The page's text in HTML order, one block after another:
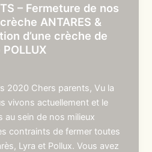
– Fermeture de nos
ANTARES &
d’une crèche de
2020 Chers parents, Vu la
vivons actuellement et le
au sein de nos milieux
contraints de fermer toutes
Lyra et Pollux. Vous avez